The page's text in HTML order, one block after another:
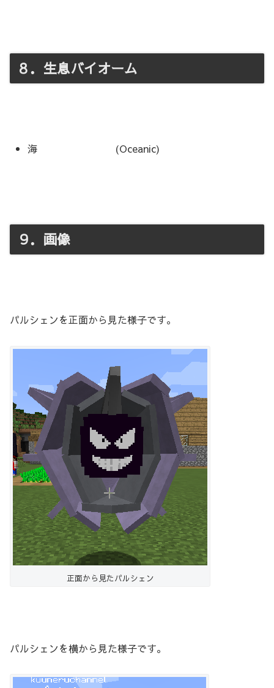
８．生息バイオーム
海 (Oceanic)
９．画像
パルシェンを正面から見た様子です。
正面から見たパルシェン
パルシェンを横から見た様子です。